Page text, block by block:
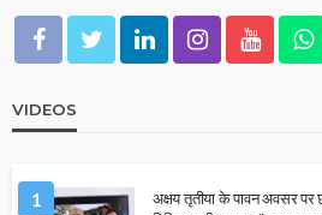
VIDEOS
1
अक्षय तृतीया के पावन अवसर पर